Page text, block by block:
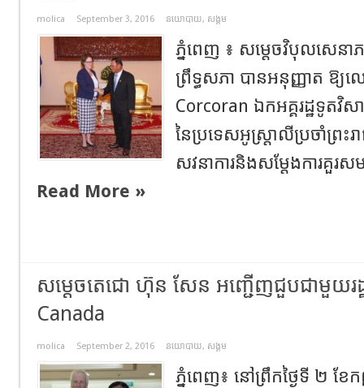
molica September 3, 2016 នយោបាយ, សង្គម
ភ្នំពេញ ៖ សម្តេចវិបុលសេន
ព្រឹទ្ធសភា បានអនុញ្ញាត ឱ្
Corcoran ឯកអគ្គរដ្ឋទូតវិ
នៃប្រទេសអូស្ត្រាលីប្រចាំព្រ
សវនាការនិងសម្តែងការគួរស
Read More »
សម្តេចតេជោ ហ៊ុន សែន អញ្ជើញជួបជាមួយរដ្ឋ
Canada
molica September 2, 2016 នយោបាយ, សង្គម
ភ្នំពេញ៖ នៅព្រឹកថ្ងៃទី ២ ខ